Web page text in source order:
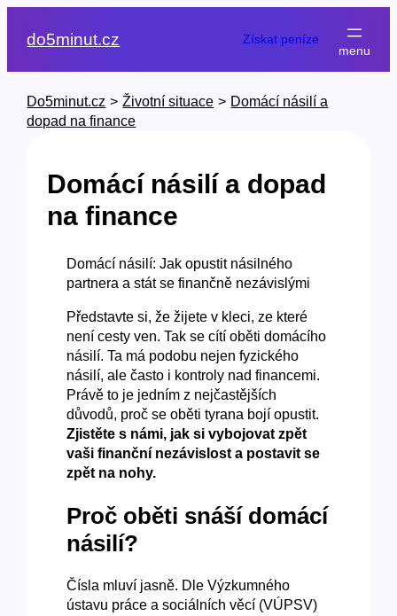
do5minut.cz Získat peníze
Do5minut.cz > Životní situace > Domácí násilí a
dopad na finance
Domácí násilí a dopad
na finance
Domácí násilí: Jak opustit násilného
partnera a stát se finančně nezávislými
Představte si, že žijete v kleci, ze které
není cesty ven. Tak se cítí oběti domácího
násilí. Ta má podobu nejen fyzického
násilí, ale často i kontroly nad financemi.
Právě to je jedním z nejčastějších
důvodů, proč se oběti tyrana bojí opustit.
Zjistěte s námi, jak si vybojovat zpět
vaši finanční nezávislost a postavit se
zpět na nohy.
Proč oběti snáší domácí
násilí?
Čísla mluví jasně. Dle Výzkumného
ústavu práce a sociálních věcí (VÚPSV)